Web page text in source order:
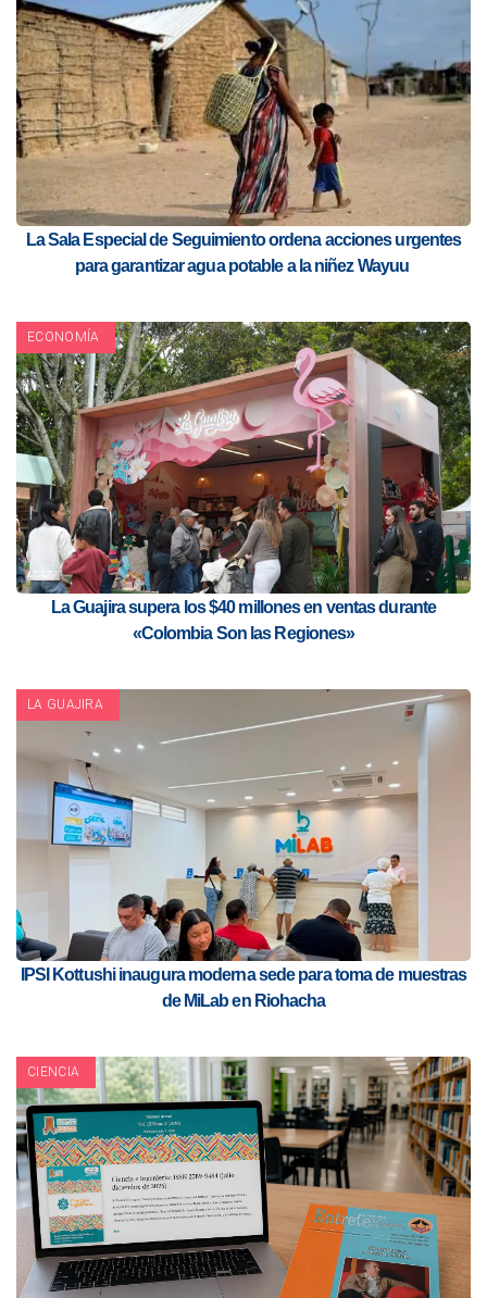
La Sala Especial de Seguimiento ordena acciones urgentes
para garantizar agua potable a la niñez Wayuu
ECONOMÍA
La Guajira supera los $40 millones en ventas durante
«Colombia Son las Regiones»
LA GUAJIRA
IPSI Kottushi inaugura moderna sede para toma de muestras
de MiLab en Riohacha
CIENCIA